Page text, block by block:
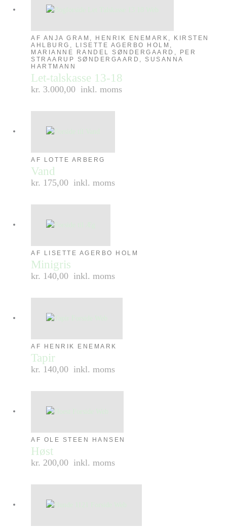
AF ANJA GRAM, HENRIK ENEMARK, KIRSTEN
AHLBURG, LISETTE AGERBO HOLM,
MARIANNE RANDEL SØNDERGAARD, PER
STRAARUP SØNDERGAARD, SUSANNA
HARTMANN
Let-talskasse 13-18
kr. 3.000,00 inkl. moms
AF LOTTE ARBERG
Vand
kr. 175,00 inkl. moms
AF LISETTE AGERBO HOLM
Minigris
kr. 140,00 inkl. moms
AF HENRIK ENEMARK
Tapir
kr. 140,00 inkl. moms
AF OLE STEEN HANSEN
Høst
kr. 200,00 inkl. moms